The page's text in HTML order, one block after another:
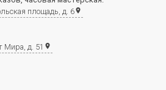
площадь, д. 6place
Мира, д. 51 place